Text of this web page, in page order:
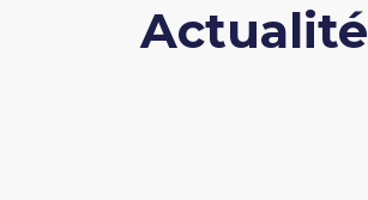
Actualité